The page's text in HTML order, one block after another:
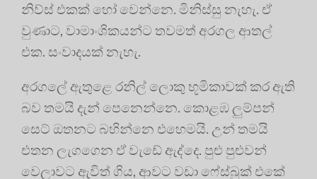
නිව්ස් එකක් හෝ වෙන්නෙ. මිනිස්සු නැහැ. ඒ
වුණාට, වාමාංශිකයන්ට තවමත් අරගල ආතල්
එක. සංවාදයක් නැහැ.
අරගලේ ඇතුළෙ රනිල් ලොකු භූමිකාවක් කර ඇති
බව තමයි දැන් පෙනෙන්නෙ. කොළඹ ලුම්පන්
සෙට් ඔතනට බහින්නෙ එහෙමයි. උන් තමයි
එතන ලැගගෙන ඒ වැඩේ ඇද්දෙ. පුළු පුළුවන්
වෙලාවට ඇවිත් ගිය, ආවට වඩා ෆේස්බුක් එකේ